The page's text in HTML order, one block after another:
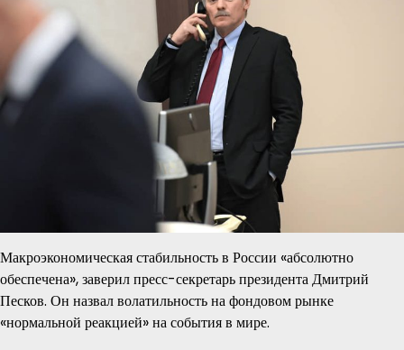
Макроэкономическая стабильность в России «абсолютно
обеспечена», заверил пресс-секретарь президента Дмитрий
Песков. Он назвал волатильность на фондовом рынке
«нормальной реакцией» на события в мире.